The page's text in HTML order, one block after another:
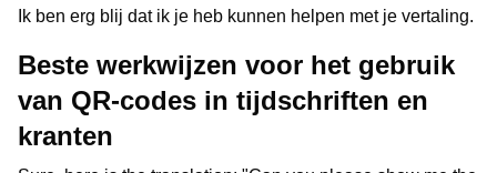
Ik ben erg blij dat ik je heb kunnen helpen met je vertaling.
Beste werkwijzen voor het gebruik
van QR-codes in tijdschriften en
kranten